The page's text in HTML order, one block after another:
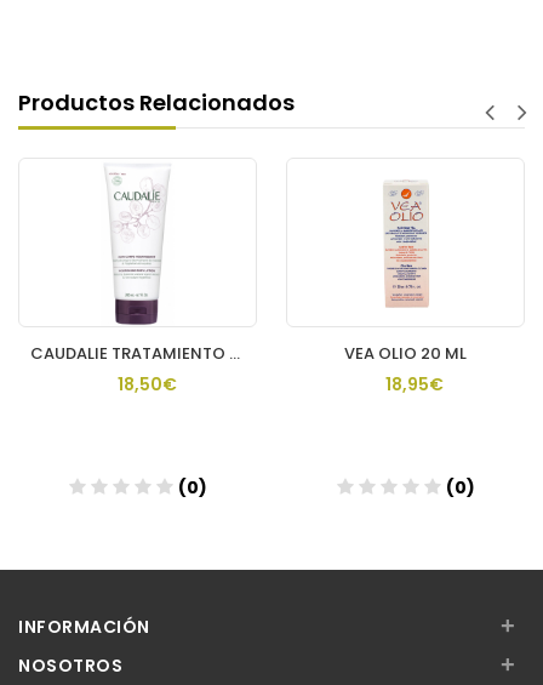
Productos Relacionados
CAUDALIE TRATAMIENTO CORPORAL NUTR THE DES VIGNES
18,50€
(0)
VEA OLIO 20 ML
18,95€
(0)
INFORMACIÓN +
NOSOTROS +